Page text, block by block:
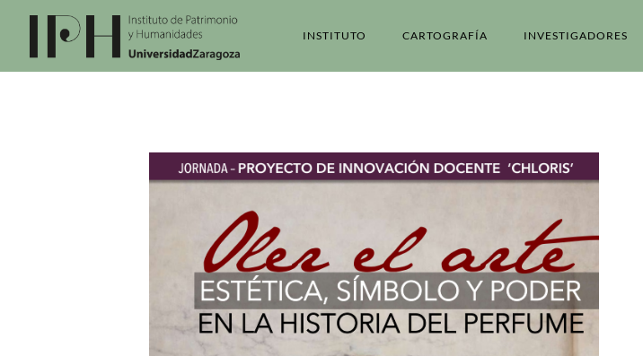
INSTITUTO CARTOGRAFÍA INVESTIGADORES